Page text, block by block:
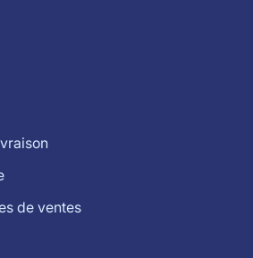
de ventes